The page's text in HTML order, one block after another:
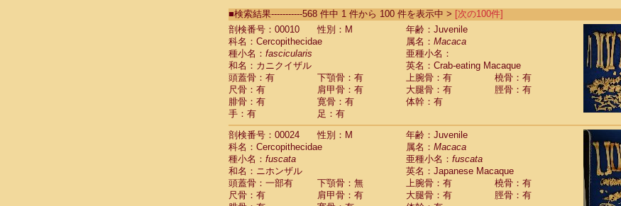
CebidaeSaguinus labiatus(0)
Cebidae Saguinus leucopus (4)
CebidaeSaguinus midas
CebidaeSaguinus mystax
CebidaeSaguinus nigricollis (12)
Cebidae Saguinus oedipus
Cebidae Saguinus weddelli
Cebidae Saguinusspp.
Cebidae Aotus trivirgatus
Cebidae Cebus albifrons
CebidaeCebus apella
Cebidae
CebidaeCebus nigrivittatus
Cebidae Cebusspp.(0)
Cebidae Saimiri boliviensis
■検索結果-----------568 件中 1 件から 100 件を表示中 > [次の100件]
剖検番号：00010
性別：M
年齢：Juvenile
科名：Cercopithecidae
属名： Macaca
種小名： fascicularis
亜種小名：
和名：カニクイザル
英名：Crab-eating Macaque
頭蓋骨：有
下顎骨：有 上腕骨：有
橈骨：有
尺骨：有
肩甲骨：有 大腿骨：有
脛骨：有
腓骨：有
寛骨：有
体幹：有
手：有
足：有
剖検番号：00024
性別：M
年齢：Juvenile
科名：Cercopithecidae
属名： Macaca
種小名： fuscata 亜種小名： fuscata
和名：ニホンザル
英名：Japanese Macaque
頭蓋骨：一部有
下顎骨：無 上腕骨：有
橈骨：有
尺骨：有
肩甲骨：有 大腿骨：有
脛骨：有